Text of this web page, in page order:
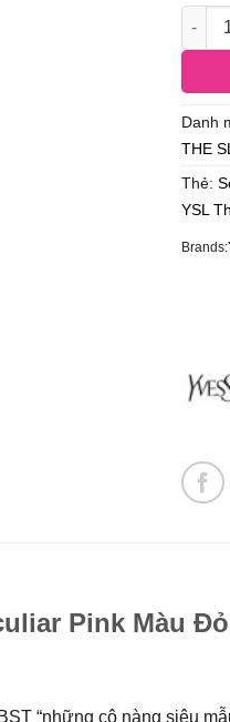
Danh
THE
Thẻ:
YSL
Brands:
Pink Màu
“những cô nàng siêu